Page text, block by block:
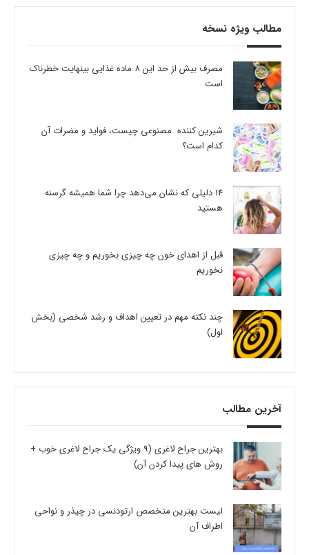
مطالب ویژه نسخه
مصرف بیش از حد این 8 ماده غذایی بینهایت خطرناک
است
شیرین کننده مصنوعی چیست، فواید و مضرات آن
کدام است؟
14 دلیلی که نشان می‌دهد چرا شما همیشه گرسنه
هستید
قبل از اهدای خون چه چیزی بخوریم و چه چیزی
نخوریم
چند نکته مهم در تعیین اهداف و رشد شخصی (بخش
اول)
آخرین مطالب
بهترین جراح لاغری (9 ویژگی یک جراح لاغری خوب +
روش های پیدا کردن آن)
لیست بهترین متخصص ارتودنسی در چیذر و نواحی
اطراف آن